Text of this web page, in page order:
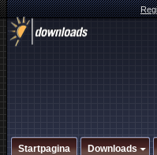
Startpagina Downloads